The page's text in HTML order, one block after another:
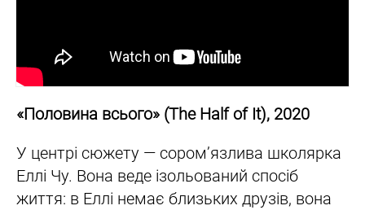
«Половина всього» (The Half of It), 2020
У центрі сюжету — сором’язлива школярка
Еллі Чу. Вона веде ізольований спосіб
життя: в Еллі немає близьких друзів, вона